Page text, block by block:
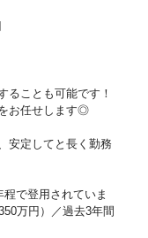
ことも可能です！
お任せします◎
安定してと長く勤務
程で登用されていま
万円）／過去3年間